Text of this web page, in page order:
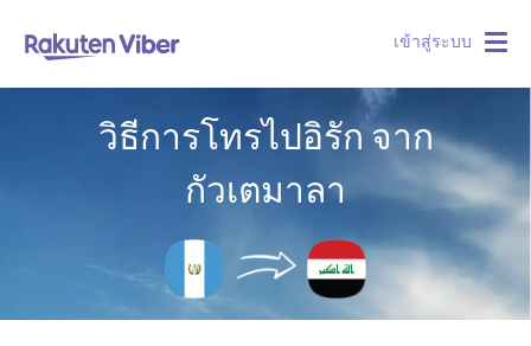
เข้าสู่ระบบ
วิธีการโทรไปอิรัก จาก
กัวเตมาลา